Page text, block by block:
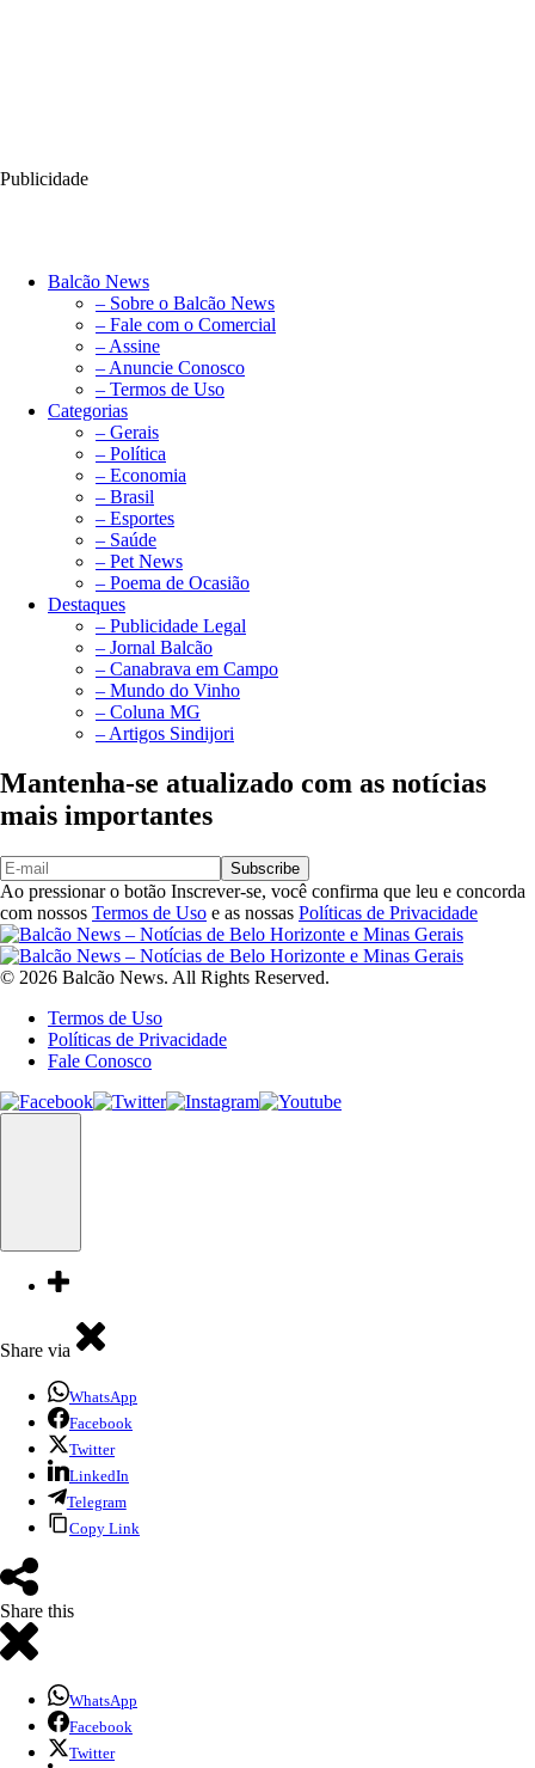
Publicidade
Balcão News
– Sobre o Balcão News
– Fale com o Comercial
– Assine
– Anuncie Conosco
– Termos de Uso
Categorias
– Gerais
– Política
– Economia
– Brasil
– Esportes
– Saúde
– Pet News
– Poema de Ocasião
Destaques
– Publicidade Legal
– Jornal Balcão
– Canabrava em Campo
– Mundo do Vinho
– Coluna MG
– Artigos Sindijori
Mantenha-se atualizado com as notícias
mais importantes
Subscribe
Ao pressionar o botão Inscrever-se, você confirma que leu e concorda
com nossos Termos de Uso e as nossas Políticas de Privacidade
© 2026 Balcão News. All Rights Reserved.
Termos de Uso
Políticas de Privacidade
Fale Conosco
Share via
WhatsApp
Facebook
Twitter
LinkedIn
Telegram
Copy Link
Share this
WhatsApp
Facebook
Twitter